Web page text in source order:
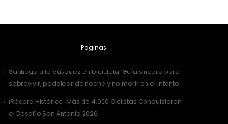
Paginas
Santiago a lo Vásquez en bicicleta: Guía sincera para
sobrevivir, pedalear de noche y no morir en el intento
¡Récord Histórico! Más de 4.000 Ciclistas Conquistaron
el Desafío San Antonio 2026